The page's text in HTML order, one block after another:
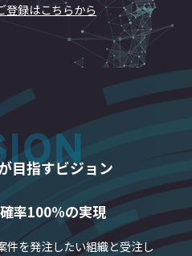
登録はこちらから
目指すビジョン
率100%の実現
件を発注したい組織と受注し